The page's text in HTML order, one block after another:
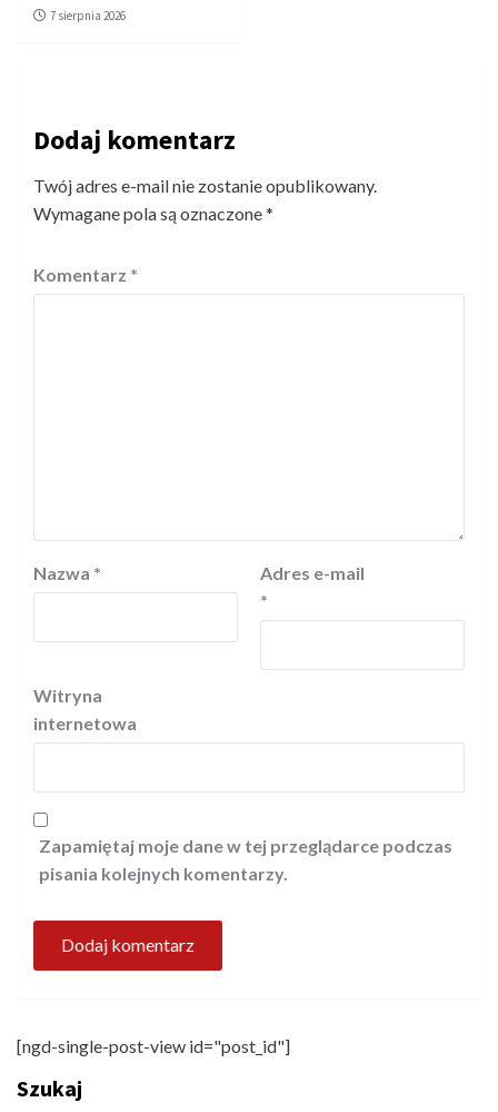
7 sierpnia 2026
Dodaj komentarz
Twój adres e-mail nie zostanie opublikowany.
Wymagane pola są oznaczone*
Komentarz *
Nazwa *
Adres e-mail
*
Witryna
internetowa
Zapamiętaj moje dane w tej przeglądarce podczas
pisania kolejnych komentarzy.
[ngd-single-post-view id="post_id"]
Szukaj